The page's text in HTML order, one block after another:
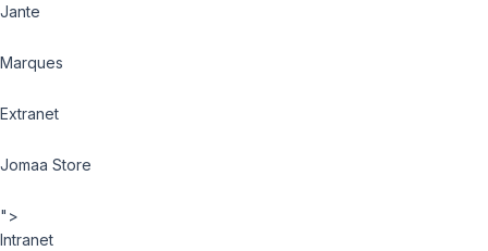
Jante
Marques
Extranet
Jomaa Store
">
Intranet